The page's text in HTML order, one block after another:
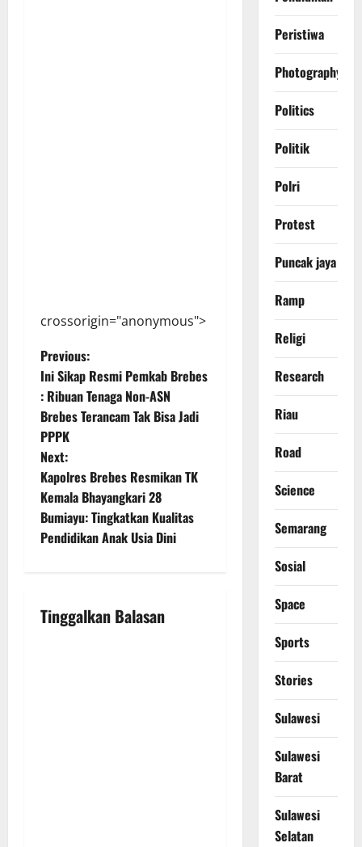
crossorigin="anonymous">
P
o
s
t
n
a
i
g
Previous:
Ini Sikap Resmi Pemkab Brebes
: Ribuan Tenaga Non-ASN
Brebes Terancam Tak Bisa Jadi
PPPK
Next:
Kapolres Brebes Resmikan TK
Kemala Bhayangkari 28
Bumiayu: Tingkatkan Kualitas
Pendidikan Anak Usia Dini
Tinggalkan Balasan
Peristiwa
Photography
Politics
Politik
Polri
Protest
Puncak jaya
Ramp
Religi
Research
Riau
Road
Science
Semarang
Sosial
Space
Sports
Stories
Sulawesi
Sulawesi
Barat
Sulawesi
Selatan